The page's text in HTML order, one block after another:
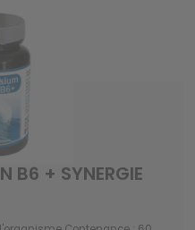
B6 + SYNERGIE